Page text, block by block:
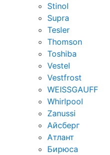
Stinol
Supra
Tesler
Thomson
Toshiba
Vestel
Vestfrost
WEISSGAUFF
Whirlpool
Zanussi
Айсберг
Атлант
Бирюса